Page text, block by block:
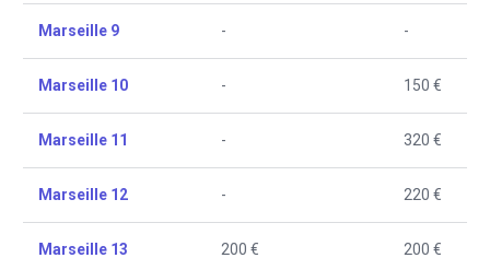
Marseille 9 - -
Marseille 10 - 150 €
Marseille 11 - 320 €
Marseille 12 - 220 €
Marseille 13 200 € 200 €